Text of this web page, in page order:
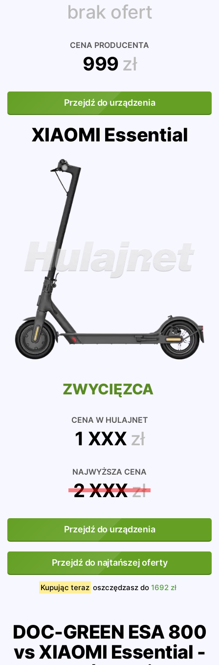
brak ofert
CENA PRODUCENTA
999 zł
Przejdź do urządzenia
XIAOMI Essential
ZWYCIĘZCA
CENA W HULAJNET
1 XXX zł
NAJWYŻSZA CENA
2 XXXzł
Przejdź do urządzenia
Przejdź do najtańszej oferty
Kupując teraz oszczędzasz do 1692 zł
DOC-GREEN ESA 800
vs XIAOMI Essential -